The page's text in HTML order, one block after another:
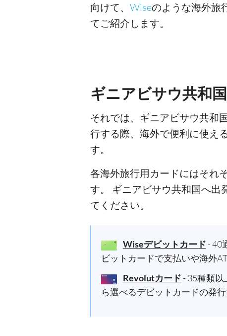
向けて、 Wiseのような海外旅
てご紹介します。
ギニアビサウ共和
それでは、ギニアビサウ共和
行する際、海外で便利に使え
す。
各海外旅行用カードにはそれ
す。 ギニアビサウ共和国へ出
てください。
Wiseデビットカード - 40
ビットカードで支払いや海外
Revolutカード - 35種類
ら選べるデビットカードの発